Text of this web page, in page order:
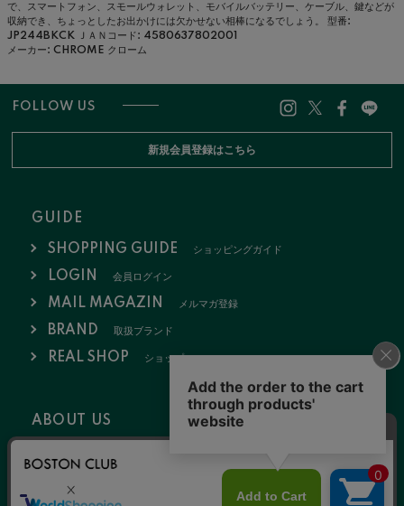
で、スマートフォン、スモールウォレット、モバイルバッテリー、ケーブル、鍵などが
収納でき、ちょっとしたお出かけには欠かせない相棒になるでしょう。
型番:
JP244BKCK ＪＡＮコード: 4580637802001
メーカー: CHROME クローム
FOLLOW US
新規会員登録はこちら
GUIDE
SHOPPING GUIDE ショッピングガイド
LOGIN 会員ログイン
MAIL MAGAZIN メルマガ登録
BRAND 取扱ブランド
REAL SHOP ショップ
ABOUT US
特定商取引法